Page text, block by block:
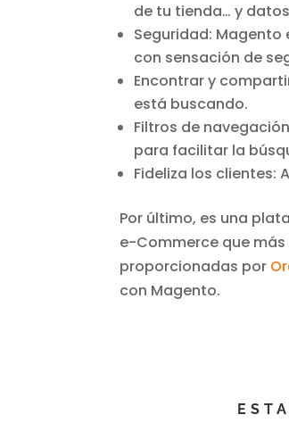
de tu tienda… y
Seguridad:
con sensación de
Encontrar y
está buscando.
Filtros de
para facilitar la
Fideliza los clientes:
Por último, es una
e-Commerce que
proporcionadas por
con Magento.